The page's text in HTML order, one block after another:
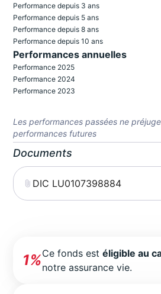
Performance depuis 3 ans
Performance depuis 5 ans
Performance depuis 8 ans
Performance depuis 10 ans
Performances annuelles
Performance 2025
Performance 2024
Performance 2023
Les performances passées ne
performances futures
Documents
DIC LU0107398884
1%Ce fonds estéligible au
notre assurance vie.